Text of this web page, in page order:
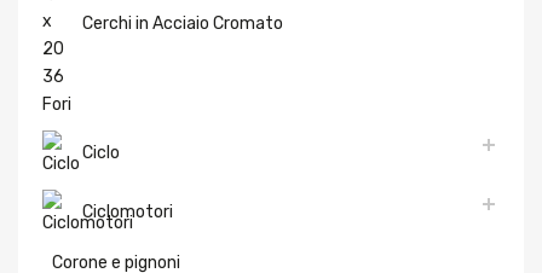
Cerchi in Acciaio Cromato
Ciclo
Ciclomotori
Corone e pignoni